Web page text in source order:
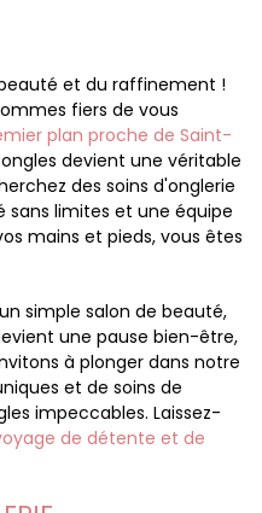
et du raffinement !
fiers de vous
plan proche de Saint-
devient une véritable
des soins d'onglerie
limites et une équipe
mains et pieds, vous êtes
simple salon de beauté,
une pause bien-être,
à plonger dans notre
et de soins de
impeccables. Laissez-
de détente et de